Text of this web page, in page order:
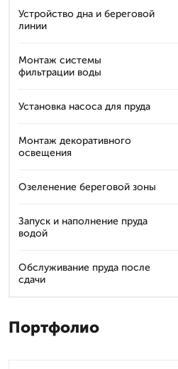
Устройство дна и береговой
линии
Монтаж системы
фильтрации воды
Установка насоса для пруда
Монтаж декоративного
освещения
Озеленение береговой зоны
Запуск и наполнение пруда
водой
Обслуживание пруда после
сдачи
Портфолио